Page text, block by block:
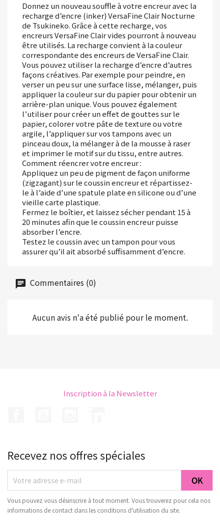
Donnez un nouveau souffle à votre encreur avec la
recharge d’encre (inker) VersaFine Clair Nocturne
de Tsukineko. Grâce à cette recharge, vos
encreurs VersaFine Clair vides pourront à nouveau
être utilisés. La recharge convient à la couleur
correspondante des encreurs de VersaFine Clair.
Vous pouvez utiliser la recharge d’encre d’autres
façons créatives. Par exemple pour peindre, en
verser un peu sur une surface lisse, mélanger, puis
appliquer la couleur sur du papier pour obtenir un
arrière-plan unique. Vous pouvez également
l’utiliser pour créer un effet de gouttes sur le
papier, colorer votre pâte de texture ou votre
argile, l’appliquer sur vos tampons avec un
pinceau doux, la mélanger à de la mousse à raser
et imprimer le motif sur du tissu, entre autres.
Comment réencrer votre encreur :
Appliquez un peu de pigment de façon uniforme
(zigzagant) sur le coussin encreur et répartissez-
le à l’aide d’une spatule plate en silicone ou d’une
vieille carte plastique.
Fermez le boîtier, et laissez sécher pendant 15 à
20 minutes afin que le coussin encreur puisse
absorber l’encre.
Testez le coussin avec un tampon pour vous
assurer qu’il ait absorbé suffisamment d’encre.
Commentaires (0)
Aucun avis n'a été publié pour le moment.
Inscription à la Newsletter
Recevez nos offres spéciales
Vous pouvez vous désinscrire à tout moment. Vous trouverez pour cela nos
informations de contact dans les conditions d'utilisation du site.